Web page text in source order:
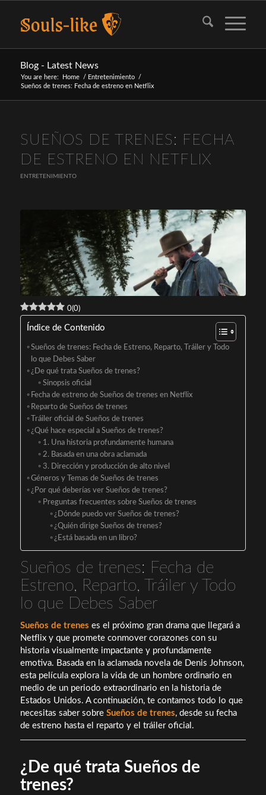
Blog - Latest News
You are here: Home / Entretenimiento
/
Sueños de trenes: Fecha de estreno en Netflix
SUEÑOS DE TRENES: FECHA
DE ESTRENO EN NETFLIX
ENTRETENIMIENTO
0(0)
Índice de Contenido
Sueños de trenes: Fecha de Estreno, Reparto, Tráiler y Todo
lo que Debes Saber
¿De qué trata Sueños de trenes?
Sinopsis oficial
Fecha de estreno de Sueños de trenes en Netflix
Reparto de Sueños de trenes
Tráiler oficial de Sueños de trenes
¿Qué hace especial a Sueños de trenes?
1. Una historia profundamente humana
2. Basada en una obra aclamada
3. Dirección y producción de alto nivel
Géneros y Temas de Sueños de trenes
¿Por qué deberías ver Sueños de trenes?
Preguntas frecuentes sobre Sueños de trenes
¿Dónde puedo ver Sueños de trenes?
¿Quién dirige Sueños de trenes?
¿Está basada en un libro?
Sueños de trenes: Fecha de
Estreno, Reparto, Tráiler y Todo
lo que Debes Saber
Sueños de trenes es el próximo gran drama que llegará a
Netflix y que promete conmover corazones con su
historia visualmente impactante y profundamente
emotiva. Basada en la aclamada novela de Denis Johnson,
esta película explora la vida de un hombre ordinario en
medio de un periodo extraordinario en la historia de
Estados Unidos. A continuación, te contamos todo lo que
necesitas saber sobre Sueños de trenes, desde su fecha
de estreno hasta el reparto y el tráiler oficial.
¿De qué trata Sueños de
trenes?